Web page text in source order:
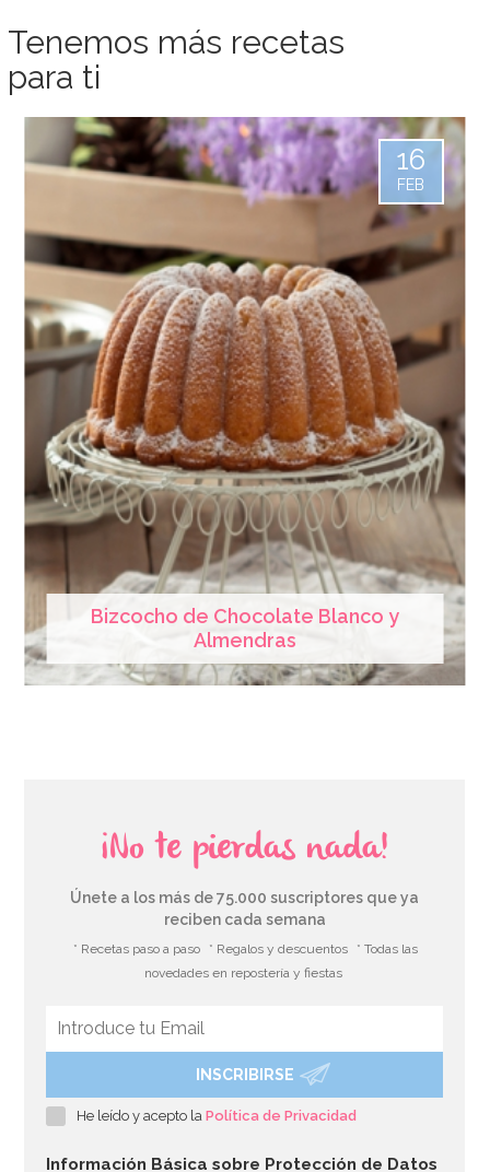
Tenemos más recetas
para ti
Bizcocho de Chocolate Blanco y
Almendras
16
FEB
¡No te pierdas nada!
Únete a los más de 75.000 suscriptores que ya
reciben cada semana
* Recetas paso a paso * Regalos y descuentos
* Todas las
novedades en repostería y fiestas
INSCRIBIRSE
He leído y acepto laPolítica de Privacidad
Información Básica sobre Protección de Datos